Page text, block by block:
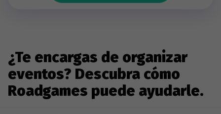
¿Te encargas de organizar
eventos? Descubra cómo
Roadgames puede ayudarle.